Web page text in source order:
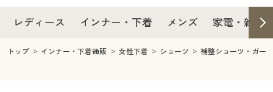
レディースファッション
インナー・下着
インナー・下着通販すべて
メンズ
レディース インナー・下着 メンズ 家電・雑貨
レディースファッション
インナー・下着通販すべて
メンズ
トップ インナー・下着通販 女性下着 ショーツ 補整ショーツ・ガー